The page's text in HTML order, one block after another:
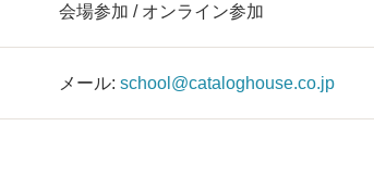
会場参加 / オンライン参加
メール: school@cataloghouse.co.jp